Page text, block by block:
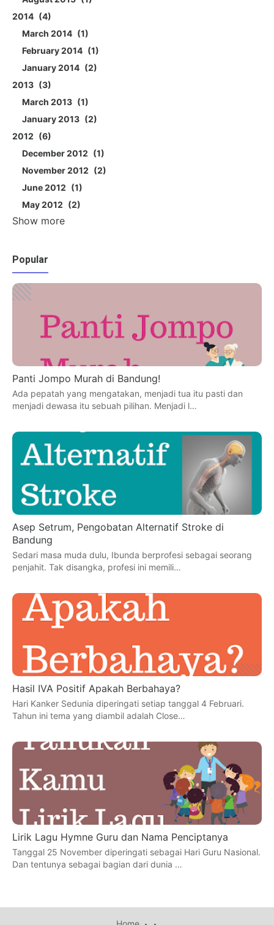
2014
4
March 2014
1
February 2014
1
January 2014
2
2013
3
March 2013
1
January 2013
2
2012
6
December 2012
1
November 2012
2
June 2012
1
May 2012
2
Show more
Popular
Panti Jompo Murah di Bandung!
Ada pepatah yang mengatakan, menjadi tua itu pasti dan
menjadi dewasa itu sebuah pilihan. Menjadi l…
Asep Setrum, Pengobatan Alternatif Stroke di
Bandung
Sedari masa muda dulu, Ibunda berprofesi sebagai seorang
penjahit. Tak disangka, profesi ini memili…
Hasil IVA Positif Apakah Berbahaya?
Hari Kanker Sedunia diperingati setiap tanggal 4 Februari.
Tahun ini tema yang diambil adalah Close…
Lirik Lagu Hymne Guru dan Nama Penciptanya
Tanggal 25 November diperingati sebagai Hari Guru Nasional.
Dan tentunya sebagai bagian dari dunia …